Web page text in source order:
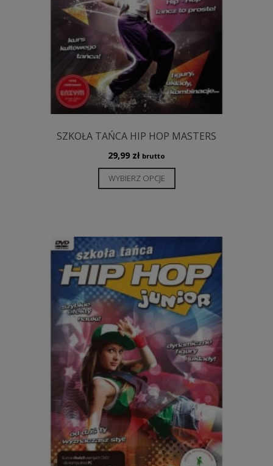
SZKOŁA TAŃCA HIP HOP MASTERS
29,99 zł brutto
WYBIERZ OPCJE
produkt
można
wybrać
na
stronie
produktu